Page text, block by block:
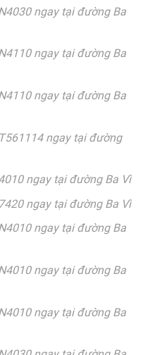
ngay tại đường Ba
ngay tại đường Ba
ngay tại đường Ba
ngay tại đường
ngay tại đường Ba Vì
ngay tại đường Ba Vì
ngay tại đường Ba
ngay tại đường Ba
ngay tại đường Ba